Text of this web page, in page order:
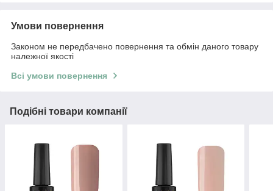
Умови повернення
Законом не передбачено повернення та обмін даного товару
належної якості
Всі умови повернення
Подібні товари компанії